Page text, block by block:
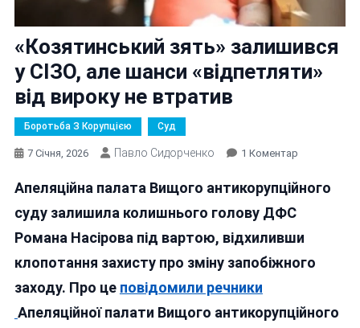
«Козятинський зять» залишився
у СІЗО, але шанси «відпетляти»
від вироку не втратив
Боротьба З Корупцією Суд
7 Січня, 2026 Павло Сидорченко 1 КоментарДо
Зять»
СІЗО,
Але
Від
Апеляційна палата Вищого антикорупційного
суду залишила колишнього голову ДФС
Романа Насірова під вартою, відхиливши
клопотання захисту про зміну запобіжного
заходу. Про це повідомили речники
Апеляційної палати Вищого антикорупційного